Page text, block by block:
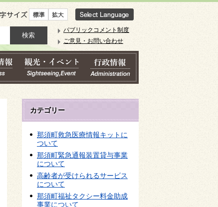
文字サイズ
パブリックコメント制度
ご意見・お問い合わせ
カテゴリー
那須町救急医療情報キットに
ついて
那須町緊急通報装置貸与事業
について
高齢者が受けられるサービス
について
那須町福祉タクシー料金助成
事業について